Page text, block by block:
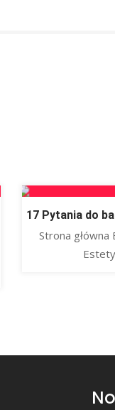
17 Pytania do
Strona główna